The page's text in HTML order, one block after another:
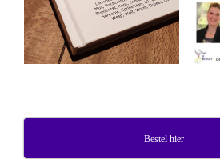
Bestel hier